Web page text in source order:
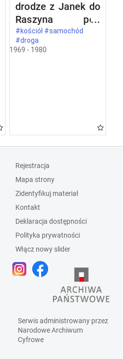
drodze z Janek do
Raszyna pod
Warszawą
#kościół #samochód
#droga
1969 - 1980
Rejestracja
Mapa strony
Zidentyfikuj materiał
Kontakt
Deklaracja dostępności
Polityka prywatności
Włącz nowy slider
Serwis administrowany przez
Narodowe Archiwum
Cyfrowe